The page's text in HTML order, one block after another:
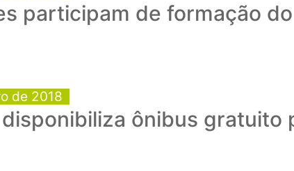
participam de formação
de 2018
ônibus gratuito